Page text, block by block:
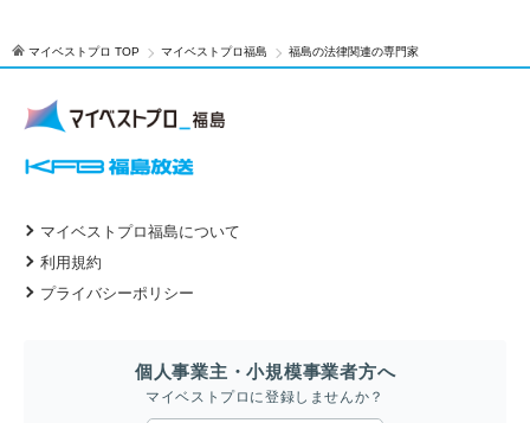
マイベストプロ TOP マイベストプロ福島 福島の法律関連の専門家
マイベストプロ福島について
利用規約
プライバシーポリシー
個人事業主・小規模事業者方へ
マイベストプロに登録しませんか？